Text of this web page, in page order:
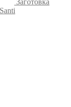
Заготовка